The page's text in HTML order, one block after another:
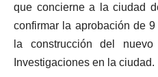
que concierne a la ciudad
confirmar la aprobación de
la construcción del
Investigaciones en la ciudad.